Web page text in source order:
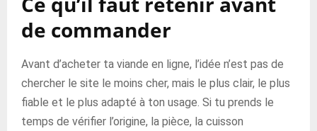
de commander
Avant d’acheter ta viande en ligne, l’idée n’est pas de
chercher le site le moins cher, mais le plus clair, le plus
fiable et le plus adapté à ton usage. Si tu prends le
temps de vérifier l’origine, la pièce, la cuisson